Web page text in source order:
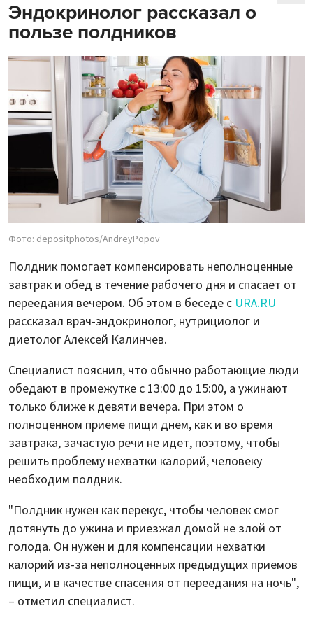
Эндокринолог рассказал о
пользе полдников
Фото: depositphotos/AndreyPopov
Полдник помогает компенсировать неполноценные
завтрак и обед в течение рабочего дня и спасает от
переедания вечером. Об этом в беседе с URA.RU
рассказал врач-эндокринолог, нутрициолог и
диетолог Алексей Калинчев.
Специалист пояснил, что обычно работающие люди
обедают в промежутке с 13:00 до 15:00, а ужинают
только ближе к девяти вечера. При этом о
полноценном приеме пищи днем, как и во время
завтрака, зачастую речи не идет, поэтому, чтобы
решить проблему нехватки калорий, человеку
необходим полдник.
"Полдник нужен как перекус, чтобы человек смог
дотянуть до ужина и приезжал домой не злой от
голода. Он нужен и для компенсации нехватки
калорий из-за неполноценных предыдущих приемов
пищи, и в качестве спасения от переедания на ночь",
– отметил специалист.